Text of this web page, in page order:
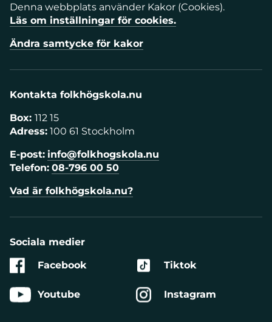
Denna webbplats använder Kakor (Cookies).
Läs om inställningar för cookies.
Ändra samtycke för kakor
Kontakta folkhögskola.nu
Box: 112 15
Adress: 100 61 Stockholm
E-post: info@folkhogskola.nu
Telefon: 08-796 00 50
Vad är folkhögskola.nu?
Sociala medier
Facebook
Youtube
Tiktok
Instagram